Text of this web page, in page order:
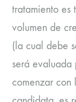
tratamiento es
volumen de
(la cual debe
será evaluada
comenzar con